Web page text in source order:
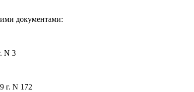
документами:
N 3
г. N 172